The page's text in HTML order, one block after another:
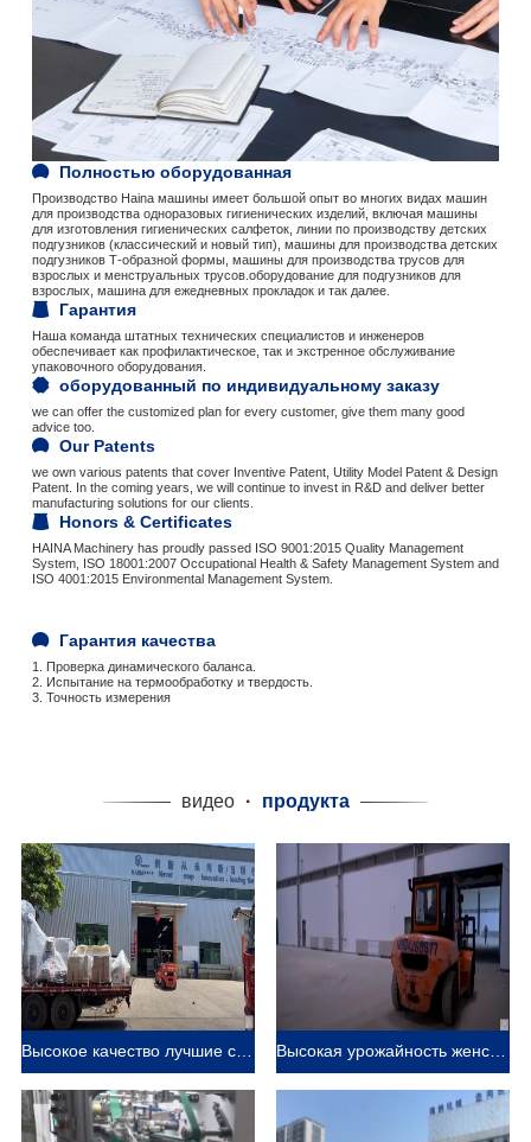
Полностью оборудованная
Производство Haina машины имеет большой опыт во многих видах машин
для производства одноразовых гигиенических изделий, включая машины
для изготовления гигиенических салфеток, линии по производству детских
подгузников (классический и новый тип), машины для производства детских
подгузников Т-образной формы, машины для производства трусов для
взрослых и менструальных трусов.оборудование для подгузников для
взрослых, машина для ежедневных прокладок и так далее.
Гарантия
Наша команда штатных технических специалистов и инженеров
обеспечивает как профилактическое, так и экстренное обслуживание
упаковочного оборудования.
оборудованный по индивидуальному заказу
we can offer the customized plan for every customer, give them many good
advice too.
Our Patents
we own various patents that cover Inventive Patent, Utility Model Patent & Design
Patent. In the coming years, we will continue to invest in R&D and deliver better
manufacturing solutions for our clients.
Honors & Certificates
HAINA Machinery has proudly passed ISO 9001:2015 Quality Management
System, ISO 18001:2007 Occupational Health & Safety Management System and
ISO 4001:2015 Environmental Management System.
Гарантия качества
1. Проверка динамического баланса.
2. Испытание на термообработку и твердость.
3. Точность измерения
видео · продукта
Высокое качество лучшие санитарные салфетки машина Производитель Видео Высокая урожайность женский подгузник делая машину производитель видео